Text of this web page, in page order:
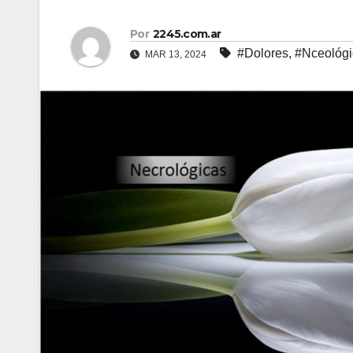
Por 2245.com.ar
MAR 13, 2024 #Dolores,